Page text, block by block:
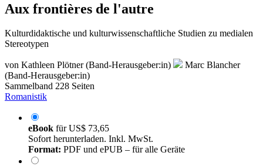
Aux frontières de l'autre
Kulturdidaktische und kulturwissenschaftliche Studien zu medialen
Stereotypen
von Kathleen Plötner (Band-Herausgeber:in)
Marc Blancher
(Band-Herausgeber:in)
Sammelband 228 Seiten
Romanistik
eBook fürUS$ 73,65
Sofort herunterladen. Inkl. MwSt.
Format: PDF und ePUB – für alle Geräte